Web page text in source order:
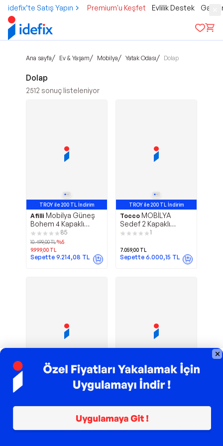
idefix’te Satış Yapın Premium'u Keşfet Evlilik Destek
Ana sayfa/ Ev & Yaşam/ Mobilya/ Yatak Odası/ Dolap
Dolap
2512 sonuç listeleniyor
TROY ile 200 TL İndirim
Afilli Mobilya Güneş
Bohem 4 Kapaklı
Gardrop Tamamı Mdf
85
10.499,00TL%5
9.999,00 TL
Sepette 9.214,08 TL
TROY ile 200 TL İndirim
Tocco MOBİLYA
Sedef 2 Kapaklı
Sürgülü Gardırop-
1
7.059,00 TL
Sepette 6.000,15 TL
TROY ile 200 TL İndirim
Sline 3 Kapılı
TROY ile 200 TL İndirim
EVDEMO
Çam Beyaz